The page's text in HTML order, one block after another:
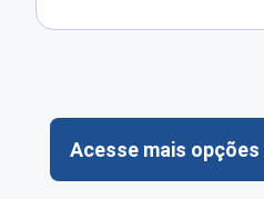
Acesse mais